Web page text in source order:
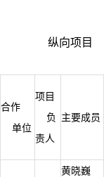
纵向项目
合作
单位
项目
负
责人
主要成员
黄晓巍